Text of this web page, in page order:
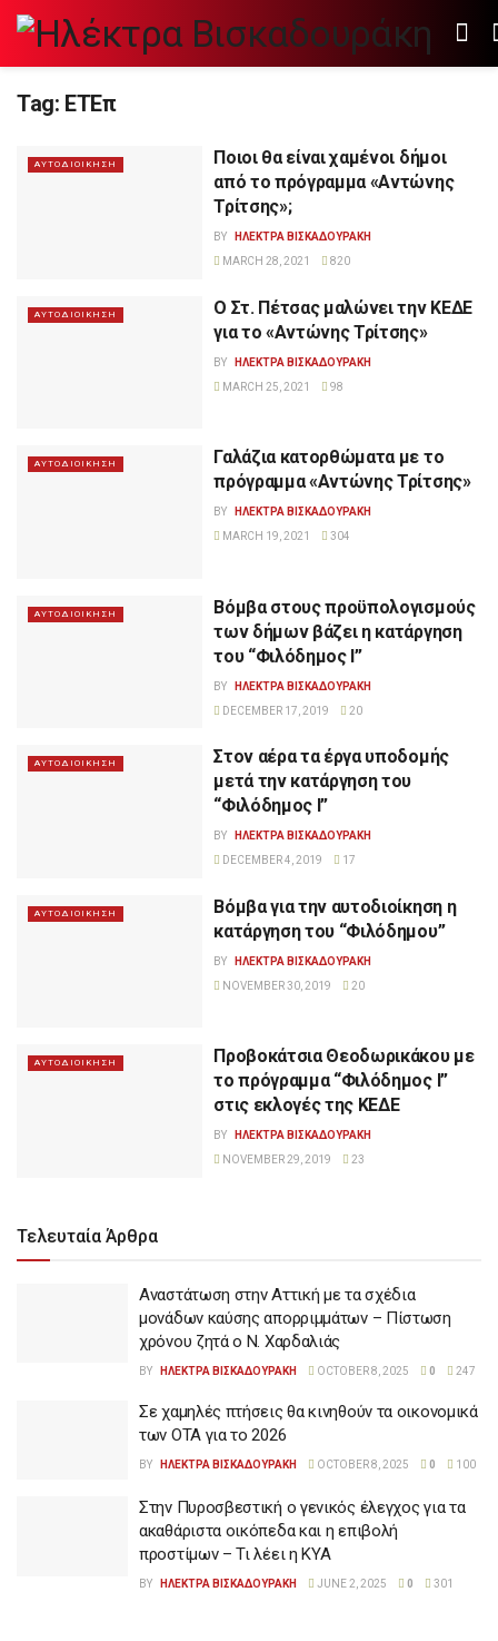
Tag: ΕΤΕπ
ΑΥΤΟΔΙΟΙΚΗΣΗ
Ποιοι θα είναι χαμένοι δήμοι
από το πρόγραμμα «Αντώνης
Τρίτσης»;
BY
ΗΛΕΚΤΡΑ ΒΙΣΚΑΔΟΥΡΑΚΗ
MARCH 28, 2021
820
ΑΥΤΟΔΙΟΙΚΗΣΗ
Ο Στ. Πέτσας μαλώνει την ΚΕΔΕ
για το «Αντώνης Τρίτσης»
BY
ΗΛΕΚΤΡΑ ΒΙΣΚΑΔΟΥΡΑΚΗ
MARCH 25, 2021
98
ΑΥΤΟΔΙΟΙΚΗΣΗ
Γαλάζια κατορθώματα με το
πρόγραμμα «Αντώνης Τρίτσης»
BY
ΗΛΕΚΤΡΑ ΒΙΣΚΑΔΟΥΡΑΚΗ
MARCH 19, 2021
304
ΑΥΤΟΔΙΟΙΚΗΣΗ
Βόμβα στους προϋπολογισμούς
των δήμων βάζει η κατάργηση
του “Φιλόδημος Ι”
BY
ΗΛΕΚΤΡΑ ΒΙΣΚΑΔΟΥΡΑΚΗ
DECEMBER 17, 2019
20
ΑΥΤΟΔΙΟΙΚΗΣΗ
Στον αέρα τα έργα υποδομής
μετά την κατάργηση του
“Φιλόδημος Ι”
BY
ΗΛΕΚΤΡΑ ΒΙΣΚΑΔΟΥΡΑΚΗ
DECEMBER 4, 2019
17
ΑΥΤΟΔΙΟΙΚΗΣΗ
Βόμβα για την αυτοδιοίκηση η
κατάργηση του “Φιλόδημου”
BY
ΗΛΕΚΤΡΑ ΒΙΣΚΑΔΟΥΡΑΚΗ
NOVEMBER 30, 2019
20
ΑΥΤΟΔΙΟΙΚΗΣΗ
Προβοκάτσια Θεοδωρικάκου με
το πρόγραμμα “Φιλόδημος Ι”
στις εκλογές της ΚΕΔΕ
BY
ΗΛΕΚΤΡΑ ΒΙΣΚΑΔΟΥΡΑΚΗ
NOVEMBER 29, 2019
23
Τελευταία Άρθρα
Αναστάτωση στην Αττική με τα σχέδια
μονάδων καύσης απορριμμάτων – Πίστωση
χρόνου ζητά ο Ν. Χαρδαλιάς
BY ΗΛΕΚΤΡΑ ΒΙΣΚΑΔΟΥΡΑΚΗ OCTOBER 8, 2025 0 247
Σε χαμηλές πτήσεις θα κινηθούν τα οικονομικά
των ΟΤΑ για το 2026
BY ΗΛΕΚΤΡΑ ΒΙΣΚΑΔΟΥΡΑΚΗ OCTOBER 8, 2025 0 100
Στην Πυροσβεστική ο γενικός έλεγχος για τα
ακαθάριστα οικόπεδα και η επιβολή
προστίμων – Τι λέει η ΚΥΑ
BY ΗΛΕΚΤΡΑ ΒΙΣΚΑΔΟΥΡΑΚΗ JUNE 2, 2025 0 301